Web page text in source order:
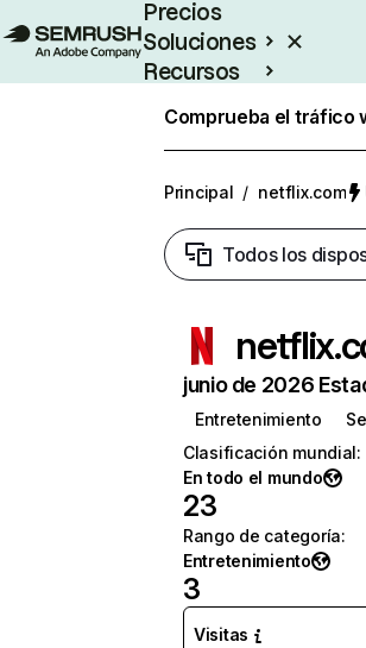
Precios
Soluciones
Recursos
Comprueba el tráfico
Principal / netflix.com
Todos los
junio de 2026
Entretenimiento
Clasificación mundial:
En todo el mundo
23
Rango de categoría:
Entretenimiento
3
Visitas